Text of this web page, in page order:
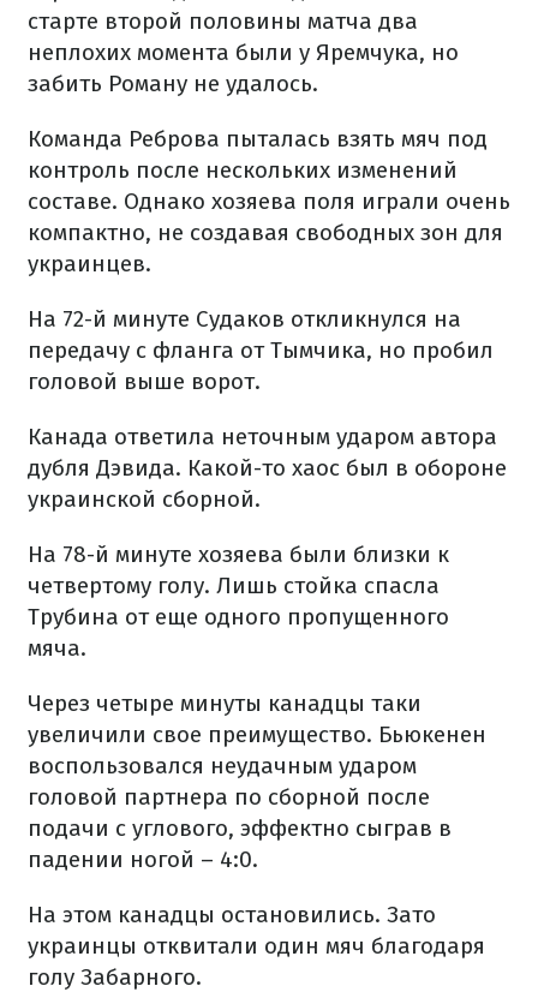
старте второй половины матча два
неплохих момента были у Яремчука, но
забить Роману не удалось.
Команда Реброва пыталась взять мяч под
контроль после нескольких изменений
составе. Однако хозяева поля играли очень
компактно, не создавая свободных зон для
украинцев.
На 72-й минуте Судаков откликнулся на
передачу с фланга от Тымчика, но пробил
головой выше ворот.
Канада ответила неточным ударом автора
дубля Дэвида. Какой-то хаос был в обороне
украинской сборной.
На 78-й минуте хозяева были близки к
четвертому голу. Лишь стойка спасла
Трубина от еще одного пропущенного
мяча.
Через четыре минуты канадцы таки
увеличили свое преимущество. Бьюкенен
воспользовался неудачным ударом
головой партнера по сборной после
подачи с углового, эффектно сыграв в
падении ногой – 4:0.
На этом канадцы остановились. Зато
украинцы отквитали один мяч благодаря
голу Забарного.